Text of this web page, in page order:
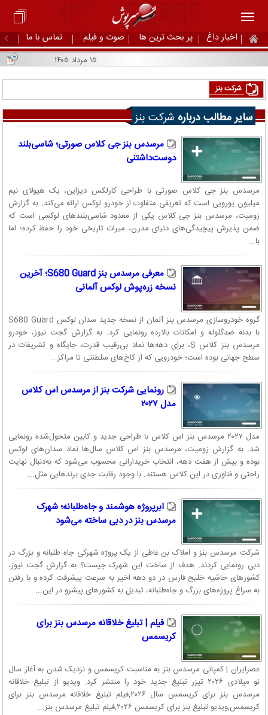
اخبار داغ پر بحث ترین ها صوت و فیلم تماس با ما
شرکت بنز
سایر مطالب درباره شرکت بنز
مرسدس بنز جی کلاس صورتی؛ شاسی‌بلند
دوست‌داشتنی
مرسدس بنز جی کلاس صورتی با طراحی کارلکس دیزاین، یک هیولای نیم
میلیون یورویی است که تعریفی متفاوت از خودرو لوکس ارائه می‌کند. به گزارش
زومیت، مرسدس بنز جی کلاس یکی از معدود شاسی‌بلندهای لوکسی است که
ضمن پذیرش پیچیدگی‌های دنیای مدرن، میراث تاریخی خود را حفظ کرده؛ اما
با...
معرفی مرسدس بنز S680 Guard؛ آخرین
نسخه زره‌پوش لوکس آلمانی
گروه خودروسازی مرسدس بنز آلمان از نسخه جدید سدان لوکس S680 Guard
با بدنه ضدگلوله و امکانات بالارده رونمایی کرد. به گزارش گجت نیوز، خودرو
مرسدس‌ بنز کلاس S، برای دهه‌ها نماد بی‌رقیب قدرت، جایگاه و تشریفات در
سطح جهانی بوده است؛ خودرویی که از کاخ‌های سلطنتی تا مراکز...
رونمایی شرکت بنز از مرسدس اس کلاس
مدل ۲۰۲۷
مدل ۲۰۲۷ مرسدس بنز اس کلاس با طراحی جدید و کابین متحول‌شده رونمایی
شد. به گزارش زومیت، مرسدس بنز اس کلاس سال‌ها نماد سدان‌های لوکس
بوده و بیش از هفت دهه، انتخاب خریدارانی محسوب می‌شود که به‌دنبال نهایت
راحتی و فناوری در این کلاس هستند. با وجود رقابت جدی برندهایی مثل...
ابرپروژه هوشمند و جاه‌طلبانه؛ شهرک
مرسدس بنز در دبی ساخته می‌شود
شرکت مرسدس بنز و املاک بن غاطی از یک پروژه شهرکی جاه طلبانه و بزرگ در
دبی رونمایی کردند. هدف از ساخت این شهرک چیست؟ به گزارش گجت نیوز،
کشورهای حاشیه خلیج فارس در دو دهه اخیر به سرعت پیشرفت کرده و با رفتن
به سراغ پروژه‌های بزرگ و جاه‌طلبانه، تبدیل به کشورهای پیشرو در این...
فیلم | تبلیغ خلاقانه مرسدس بنز برای
کریسمس
عصرایران | کمپانی مرسدس بنز به مناسبت کریسمس و نزدیک شدن به آغاز سال
نو میلادی ۲۰۲۶ تیزر تبلیغ جدید خود را منتشر کرد. ویدیو از تبلیغ خلاقانه
مرسدس بنز برای کریسمس سال ۲۰۲۶,فیلم تبلیغ خلاقانه مرسدس بنز برای
کریسمس,ویدیو تبلیغ بنز برای کریسمس ۲۰۲۶,فیلم تبلیغ مرسدس بنز...